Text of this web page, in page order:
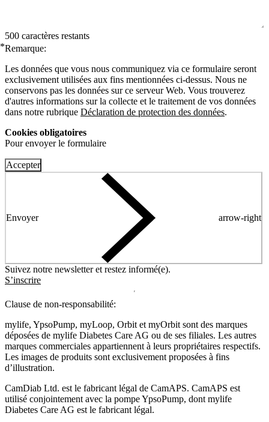
500 caractères restants
*Remarque:
Les données que vous nous communiquez via ce formulaire seront
exclusivement utilisées aux fins mentionnées ci-dessus. Nous ne
conservons pas les données sur ce serveur Web. Vous trouverez
d'autres informations sur la collecte et le traitement de vos données
dans notre rubrique Déclaration de protection des données.
Cookies obligatoires
Pour envoyer le formulaire
Accepter
Envoyer arrow-right
Suivez notre newsletter et restez informé(e).
S’inscrire
Clause de non-responsabilité:
mylife, YpsoPump, myLoop, Orbit et myOrbit sont des marques
déposées de mylife Diabetes Care AG ou de ses filiales. Les autres
marques commerciales appartiennent à leurs propriétaires respectifs.
Les images de produits sont exclusivement proposées à fins
d’illustration.
CamDiab Ltd. est le fabricant légal de CamAPS. CamAPS est
utilisé conjointement avec la pompe YpsoPump, dont mylife
Diabetes Care AG est le fabricant légal.